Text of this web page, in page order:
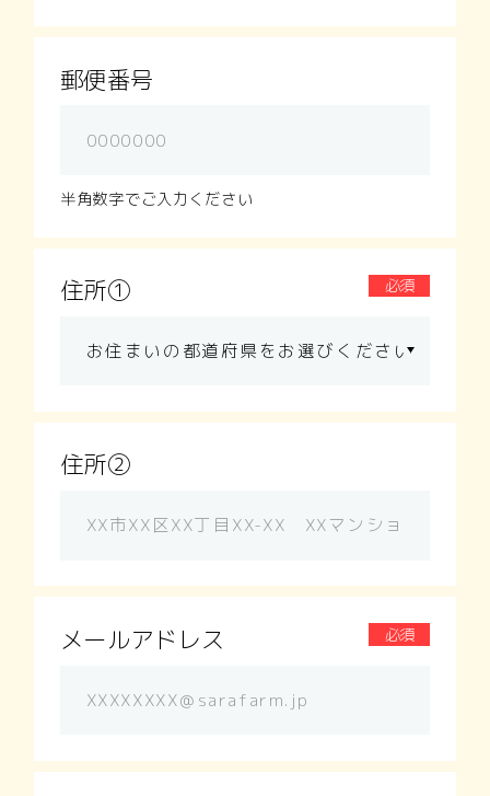
郵便番号
半角数字でご入力ください
住所① 必須
住所②
メールアドレス 必須